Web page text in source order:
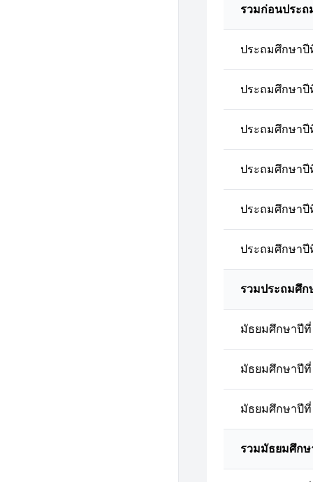
รวมก่อนประถ
ประถมศึกษาปี
ประถมศึกษาปี
ประถมศึกษาปี
ประถมศึกษาปี
ประถมศึกษาปี
ประถมศึกษาปี
รวมประถมศึก
มัธยมศึกษาปีที่
มัธยมศึกษาปีที่
มัธยมศึกษาปีที่
รวมมัธยมศึก